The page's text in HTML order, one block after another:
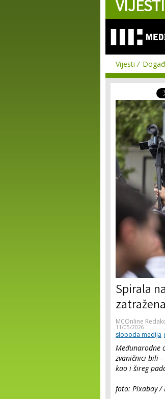
Vijesti
Spirala
MCOnline
11/05/2026
sloboda medija
Međunarodne
zvaničnici bili
kao i šireg
foto: Pixabay /